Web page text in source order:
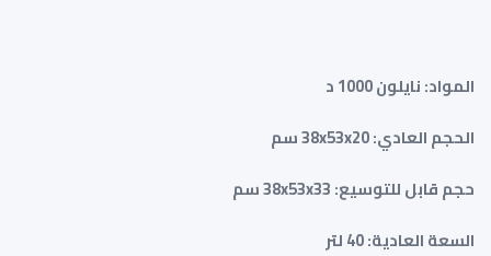
المواد: نايلون 1000 د
الحجم العادي: 38x53x20 سم
حجم قابل للتوسيع: 38x53x33 سم
السعة العادية: 40 لتر